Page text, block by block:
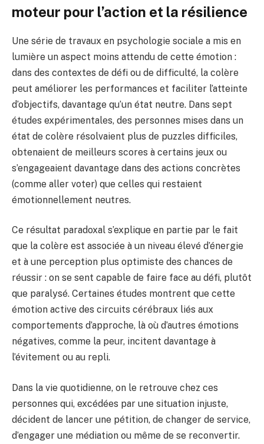
moteur pour l’action et la résilience
Une série de travaux en psychologie sociale a mis en
lumière un aspect moins attendu de cette émotion :
dans des contextes de défi ou de difficulté, la colère
peut améliorer les performances et faciliter l’atteinte
d’objectifs, davantage qu’un état neutre. Dans sept
études expérimentales, des personnes mises dans un
état de colère résolvaient plus de puzzles difficiles,
obtenaient de meilleurs scores à certains jeux ou
s’engageaient davantage dans des actions concrètes
(comme aller voter) que celles qui restaient
émotionnellement neutres.
Ce résultat paradoxal s’explique en partie par le fait
que la colère est associée à un niveau élevé d’énergie
et à une perception plus optimiste des chances de
réussir : on se sent capable de faire face au défi, plutôt
que paralysé. Certaines études montrent que cette
émotion active des circuits cérébraux liés aux
comportements d’approche, là où d’autres émotions
négatives, comme la peur, incitent davantage à
l’évitement ou au repli.
Dans la vie quotidienne, on le retrouve chez ces
personnes qui, excédées par une situation injuste,
décident de lancer une pétition, de changer de service,
d’engager une médiation ou même de se reconvertir.